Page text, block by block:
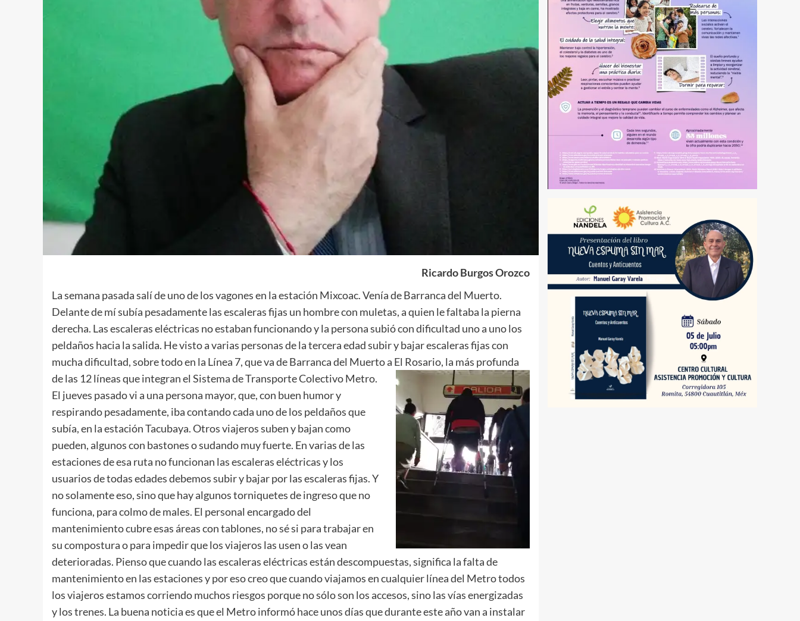
Ricardo Burgos Orozco
La semana pasada salí de uno de los vagones en la estación Mixcoac. Venía de Barranca del Muerto.
Delante de mí subía pesadamente las escaleras fijas un hombre con muletas, a quien le faltaba la pierna
derecha. Las escaleras eléctricas no estaban funcionando y la persona subió con dificultad uno a uno los
peldaños hacia la salida. He visto a varias personas de la tercera edad subir y bajar escaleras fijas con
mucha dificultad, sobre todo en la Línea 7, que va de Barranca del Muerto a El Rosario, la más profunda
de las 12 líneas que integran el Sistema de Transporte Colectivo Metro.
El jueves pasado vi a una persona mayor, que, con buen humor y
respirando pesadamente, iba contando cada uno de los peldaños que
subía, en la estación Tacubaya. Otros viajeros suben y bajan como
pueden, algunos con bastones o sudando muy fuerte. En varias de las
estaciones de esa ruta no funcionan las escaleras eléctricas y los
usuarios de todas edades debemos subir y bajar por las escaleras fijas. Y
no solamente eso, sino que hay algunos torniquetes de ingreso que no
funciona, para colmo de males. El personal encargado del
mantenimiento cubre esas áreas con tablones, no sé si para trabajar en
su compostura o para impedir que los viajeros las usen o las vean
deterioradas. Pienso que cuando las escaleras eléctricas están descompuestas, significa la falta de
mantenimiento en las estaciones y por eso creo que cuando viajamos en cualquier línea del Metro todos
los viajeros estamos corriendo muchos riesgos porque no sólo son los accesos, sino las vías energizadas
y los trenes. La buena noticia es que el Metro informó hace unos días que durante este año van a instalar